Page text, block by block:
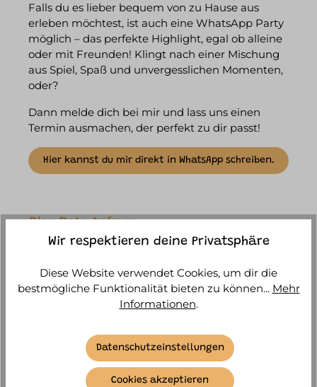
Falls du es lieber bequem von zu Hause aus
erleben möchtest, ist auch eine WhatsApp Party
möglich – das perfekte Highlight, egal ob alleine
oder mit Freunden! Klingt nach einer Mischung
aus Spiel, Spaß und unvergesslichen Momenten,
oder?
Dann melde dich bei mir und lass uns einen
Termin ausmachen, der perfekt zu dir passt!
Hier kannst du mir direkt in WhatsApp schreiben.
Play Date Anfrage
Wir respektieren deine Privatsphäre
Diese Website verwendet Cookies, um dir die
bestmögliche Funktionalität bieten zu können... Mehr
Informationen.
Datenschutzeinstellungen
Cookies akzeptieren